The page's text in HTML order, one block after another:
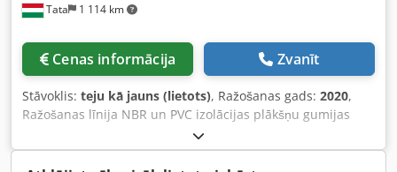
Tata 1 114 km
Cenas informācija Zvanīt
Stāvoklis: teju kā jauns (lietots), Ražošanas gads: 2020,
Ražošanas līnija NBR un PVC izolācijas plākšņu gumijas
ekstrūzijai / tūlīt pieejama Ražošanas līnija ir gandrīz
jauna, ar minimālu darba stundu skaitu un piegādājama